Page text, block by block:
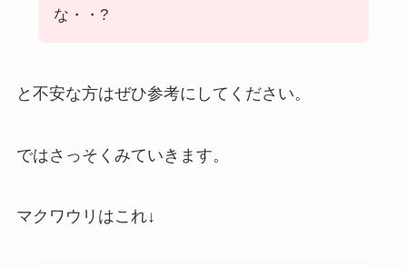
な・・?
と不安な方はぜひ参考にしてください。
ではさっそくみていきます。
マクワウリはこれ↓